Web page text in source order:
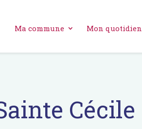
Ma commune Mon quotidien
Cécile